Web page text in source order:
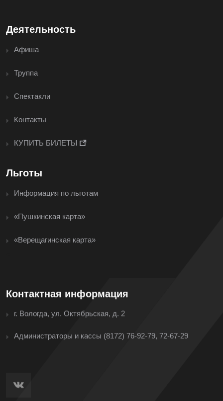
Деятельность
Афиша
Труппа
Спектакли
Контакты
КУПИТЬ БИЛЕТЫ
Льготы
Информация по льготам
«Пушкинская карта»
«Верещагинская карта»
Контактная информация
г. Вологда, ул. Октябрьская, д. 2
Администраторы и кассы (8172) 76-92-79, 72-67-29